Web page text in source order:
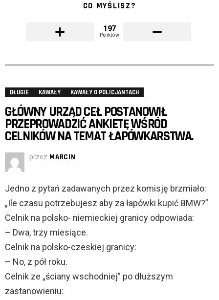
CO MYŚLISZ?
197
Punktów
DŁUGIE KAWAŁY KAWAŁY O POLICJANTACH
GŁÓWNY URZĄD CEŁ POSTANOWIŁ
PRZEPROWADZIĆ ANKIETĘ WŚRÓD
CELNIKÓW NA TEMAT ŁAPÓWKARSTWA.
przez MARCIN
Jedno z pytań zadawanych przez komisję brzmiało:
„Ile czasu potrzebujesz aby za łapówki kupić BMW?”
Celnik na polsko- niemieckiej granicy odpowiada:
– Dwa, trzy miesiące.
Celnik na polsko-czeskiej granicy:
– No, z pół roku.
Celnik ze „ściany wschodniej” po dłuższym
zastanowieniu: